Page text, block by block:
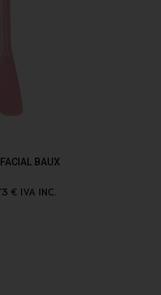
BAUX
€ IVA INC.